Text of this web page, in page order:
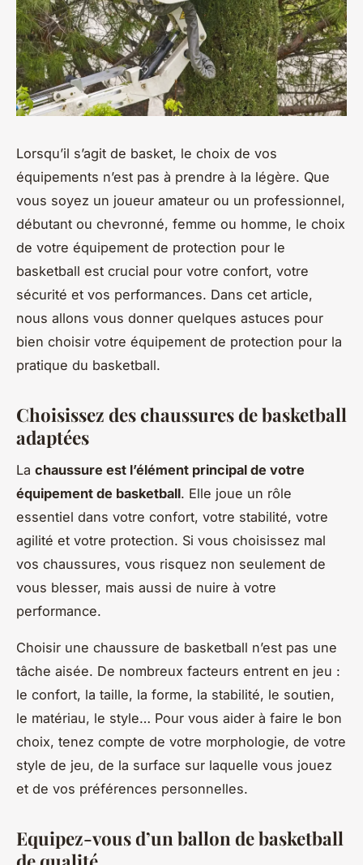
Lorsqu’il s’agit de basket, le choix de vos
équipements n’est pas à prendre à la légère. Que
vous soyez un joueur amateur ou un professionnel,
débutant ou chevronné, femme ou homme, le choix
de votre équipement de protection pour le
basketball est crucial pour votre confort, votre
sécurité et vos performances. Dans cet article,
nous allons vous donner quelques astuces pour
bien choisir votre équipement de protection pour la
pratique du basketball.
Choisissez des chaussures de basketball
adaptées
La chaussure est l’élément principal de votre
équipement de basketball. Elle joue un rôle
essentiel dans votre confort, votre stabilité, votre
agilité et votre protection. Si vous choisissez mal
vos chaussures, vous risquez non seulement de
vous blesser, mais aussi de nuire à votre
performance.
Choisir une chaussure de basketball n’est pas une
tâche aisée. De nombreux facteurs entrent en jeu :
le confort, la taille, la forme, la stabilité, le soutien,
le matériau, le style… Pour vous aider à faire le bon
choix, tenez compte de votre morphologie, de votre
style de jeu, de la surface sur laquelle vous jouez
et de vos préférences personnelles.
Equipez-vous d’un ballon de basketball